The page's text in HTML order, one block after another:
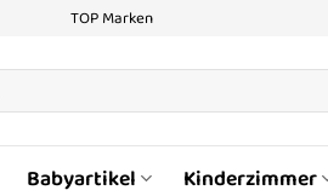
TOP Marken
Babyartikel Kinderzimmer